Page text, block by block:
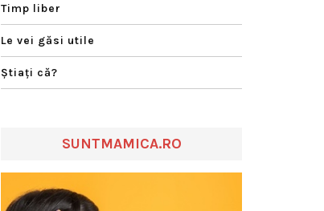
Timp liber
Le vei găsi utile
Ştiaţi că?
SUNTMAMICA.RO